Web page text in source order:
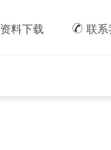
资料下载 联系